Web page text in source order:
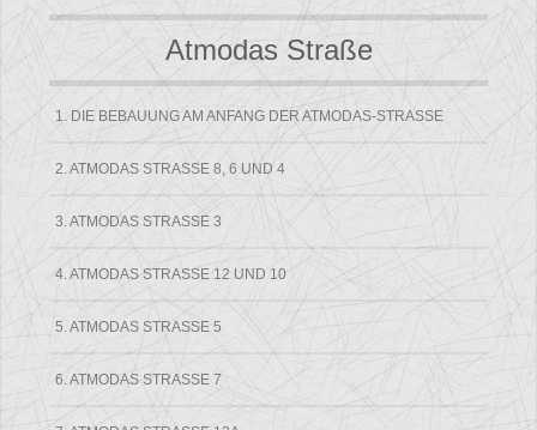
Atmodas Straße
1. DIE BEBAUUNG AM ANFANG DER ATMODAS-STRASSE
2. ATMODAS STRASSE 8, 6 UND 4
3. ATMODAS STRASSE 3
4. ATMODAS STRASSE 12 UND 10
5. ATMODAS STRASSE 5
6. ATMODAS STRASSE 7